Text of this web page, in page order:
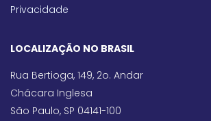
Privacidade
LOCALIZAÇÃO NO BRASIL
Rua Bertioga, 149, 2o. Andar
Chácara Inglesa
São Paulo, SP 04141-100